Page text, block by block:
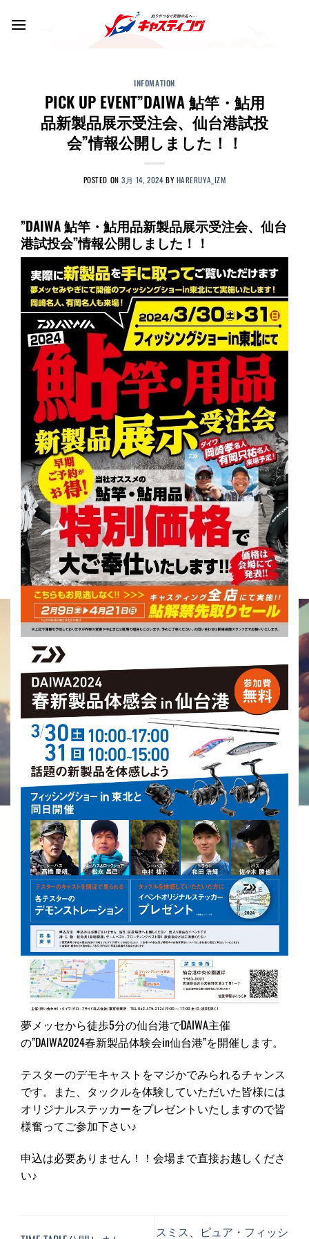
INFOMATION
PICK UP EVENT”DAIWA 鮎竿・鮎用
品新製品展示受注会、仙台港試投
会”情報公開しました！！
POSTED ON3月 14, 2024 BY HARERUYA_IZM
”DAIWA 鮎竿・鮎用品新製品展示受注会、仙台
港試投会”情報公開しました！！
夢メッセから徒歩5分の仙台港でDAIWA主催
の”DAIWA2024春新製品体験会in仙台港”を開催します。
テスターのデモキャストをマジかでみられるチャンス
です。また、タックルを体験していただいた皆様には
オリジナルステッカーをプレゼントいたしますので皆
様奮ってご参加下さい♪
申込は必要ありません！！会場まで直接お越しくださ
い♪
スミス、ピュア・フィッシ